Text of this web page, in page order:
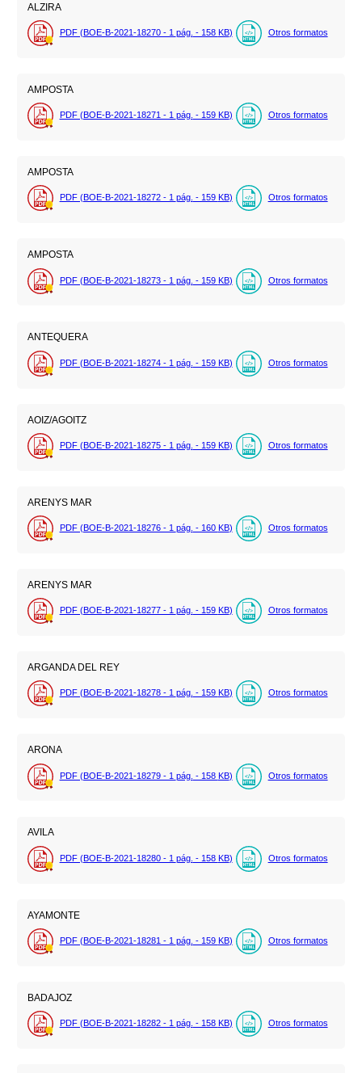
ALZIRA
PDF (BOE-B-2021-18270 - 1 pág. - 158 KB) Otros formatos
AMPOSTA
PDF (BOE-B-2021-18271 - 1 pág. - 159 KB) Otros formatos
AMPOSTA
PDF (BOE-B-2021-18272 - 1 pág. - 159 KB) Otros formatos
AMPOSTA
PDF (BOE-B-2021-18273 - 1 pág. - 159 KB) Otros formatos
ANTEQUERA
PDF (BOE-B-2021-18274 - 1 pág. - 159 KB) Otros formatos
AOIZ/AGOITZ
PDF (BOE-B-2021-18275 - 1 pág. - 159 KB) Otros formatos
ARENYS MAR
PDF (BOE-B-2021-18276 - 1 pág. - 160 KB) Otros formatos
ARENYS MAR
PDF (BOE-B-2021-18277 - 1 pág. - 159 KB) Otros formatos
ARGANDA DEL REY
PDF (BOE-B-2021-18278 - 1 pág. - 159 KB) Otros formatos
ARONA
PDF (BOE-B-2021-18279 - 1 pág. - 158 KB) Otros formatos
AVILA
PDF (BOE-B-2021-18280 - 1 pág. - 158 KB) Otros formatos
AYAMONTE
PDF (BOE-B-2021-18281 - 1 pág. - 159 KB) Otros formatos
BADAJOZ
PDF (BOE-B-2021-18282 - 1 pág. - 158 KB) Otros formatos